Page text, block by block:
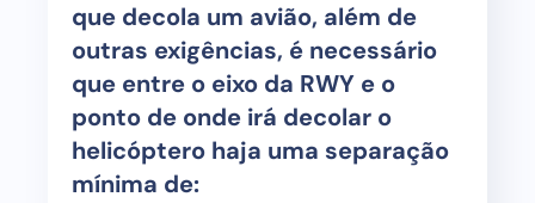
que decola um avião, além de
outras exigências, é necessário
que entre o eixo da RWY e o
ponto de onde irá decolar o
helicóptero haja uma separação
mínima de: